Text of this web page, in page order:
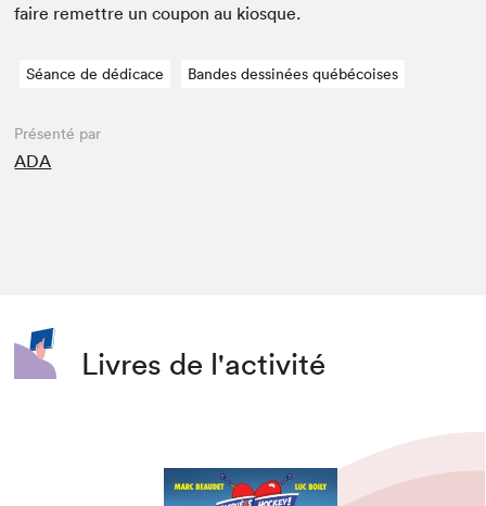
faire remet­tre un coupon au kiosque.
Séance de dédicace Bandes dessinées québécoises
Présenté par
ADA
Livres de l'activité